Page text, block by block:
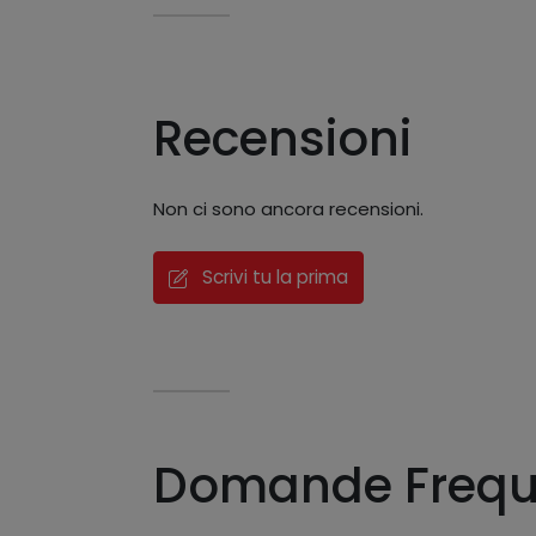
Recensioni
Non ci sono ancora recensioni.
Scrivi tu la prima
Domande